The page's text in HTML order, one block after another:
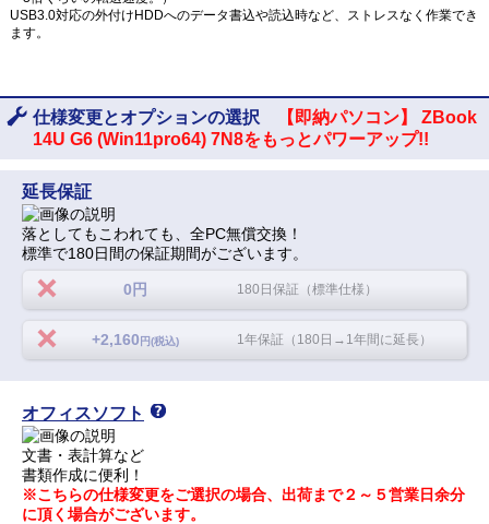
USB3.0対応の外付けHDDへのデータ書込や読込時など、ストレスなく作業でき
ます。
仕様変更とオプションの選択
【即納パソコン】 ZBook
14U G6 (Win11pro64) 7N8をもっとパワーアップ!!
延長保証
落としてもこわれても、全PC無償交換！
標準で180日間の保証期間がございます。
0円 180日保証（標準仕様）
+2,160 円(税込) 1年保証（180日→1年間に延長）
オフィスソフト
文書・表計算など
書類作成に便利！
※こちらの仕様変更をご選択の場合、出荷まで２～５営業日余分
に頂く場合がございます。